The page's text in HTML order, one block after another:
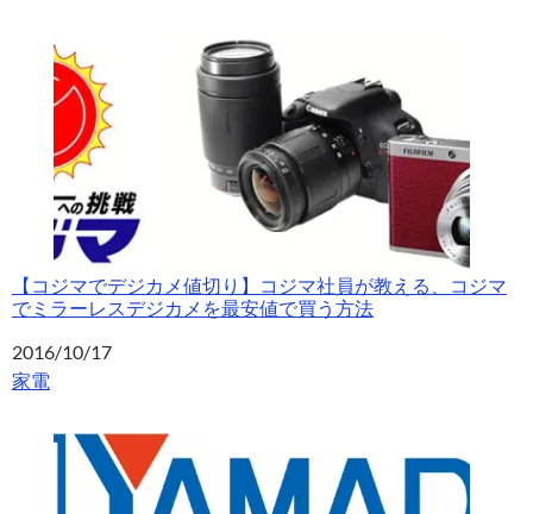
【コジマでデジカメ値切り】コジマ社員が教える、コジマ
でミラーレスデジカメを最安値で買う方法
日付
2016/10/17
関連理由
家電